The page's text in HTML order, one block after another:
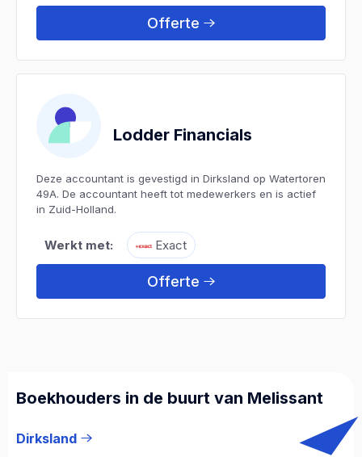
Offerte
Lodder Financials
Deze accountant is gevestigd in Dirksland op Watertoren
49A. De accountant heeft tot medewerkers en is actief
in Zuid-Holland.
Werkt met: Exact
Offerte
Boekhouders in de buurt van Melissant
Dirksland